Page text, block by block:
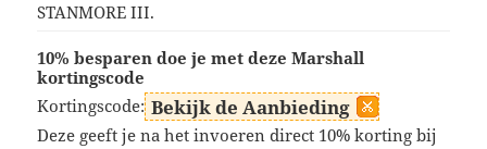
STANMORE III.
10% besparen doe je met deze Marshall
kortingscode
Kortingscode: Bekijk de Aanbieding
Deze geeft je na het invoeren direct 10% korting bij